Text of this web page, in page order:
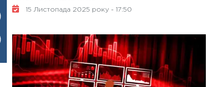
15 Листопада 2025 року - 17:50